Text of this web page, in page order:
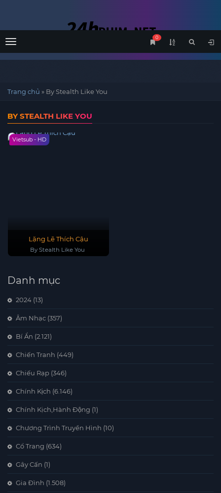
Menu
0
Trang chủ » By Stealth Like You
BY STEALTH LIKE YOU
Vietsub - HD
Lặng Lẽ Thích Cậu
By Stealth Like You
Danh mục
2024 (13)
Âm Nhạc (357)
Bí Ẩn (2.121)
Chiến Tranh (449)
Chiếu Rạp (346)
Chính Kịch (6.146)
Chính Kịch,Hành Động (1)
Chương Trình Truyền Hình (10)
Cổ Trang (634)
Gây Cấn (1)
Gia Đình (1.508)